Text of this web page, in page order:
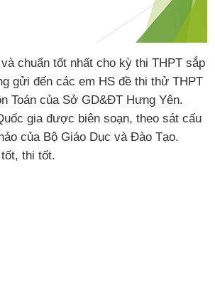
chuẩn tốt nhất cho kỳ thi THPT sắp
gửi đến các em HS đề thi thử THPT
Toán của Sở GD&ĐT Hưng Yên.
gia được biên soạn, theo sát cấu
của Bộ Giáo Dục và Đào Tạo.
thi tốt.